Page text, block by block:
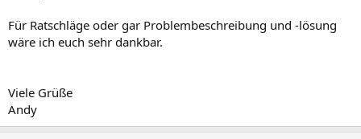
Für Ratschläge oder gar Problembeschreibung und -lösung
wäre ich euch sehr dankbar.
Viele Grüße
Andy